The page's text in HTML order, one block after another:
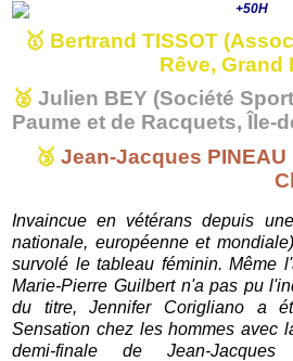
🥇 Bertrand TISSOT
Rêve, Grand
🥈Julien BEY (Société
Paume et de Racquets, Île-
🥉 Jean-Jacques
Invaincue en vétérans depuis
nationale, européenne et
survolé le tableau féminin. Même
Marie-Pierre Guilbert n'a pas pu
du titre, Jennifer Corigliano a
Sensation chez les hommes avec
demi-finale de Jean-